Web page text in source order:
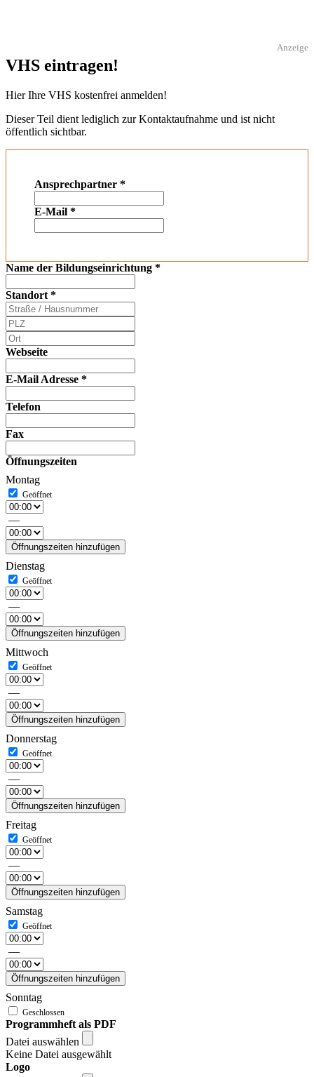
Anzeige
VHS eintragen!
Hier Ihre VHS kostenfrei anmelden!
Dieser Teil dient lediglich zur Kontaktaufnahme und ist nicht
öffentlich sichtbar.
Ansprechpartner *
E-Mail *
Name der Bildungseinrichtung *
Standort *
Webseite
E-Mail Adresse *
Telefon
Fax
Öffnungszeiten
Montag
—
Öffnungszeiten hinzufügen
Dienstag
—
Öffnungszeiten hinzufügen
Mittwoch
—
Öffnungszeiten hinzufügen
Donnerstag
—
Öffnungszeiten hinzufügen
Freitag
—
Öffnungszeiten hinzufügen
Samstag
—
Öffnungszeiten hinzufügen
Sonntag
Programmheft als PDF
Datei auswählen
Keine Datei ausgewählt
Logo